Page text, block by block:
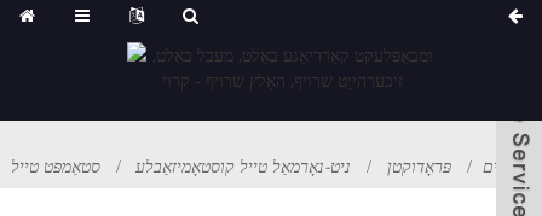
היים פּראָדוקטן ניט-נאָרמאַל טייל קוסטאָמיזאַבלע סטאַמפּט טייל